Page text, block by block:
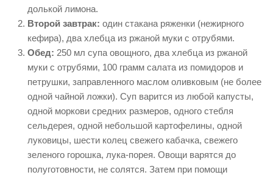
долькой лимона.
Второй завтрак: один стакана ряженки (нежирного
кефира), два хлебца из ржаной муки с отрубями.
Обед: 250 мл супа овощного, два хлебца из ржаной
муки с отрубями, 100 грамм салата из помидоров и
петрушки, заправленного маслом оливковым (не более
одной чайной ложки). Суп варится из любой капусты,
одной моркови средних размеров, одного стебля
сельдерея, одной небольшой картофелины, одной
луковицы, шести колец свежего кабачка, свежего
зеленого горошка, лука-порея. Овощи варятся до
полуготовности, не солятся. Затем при помощи